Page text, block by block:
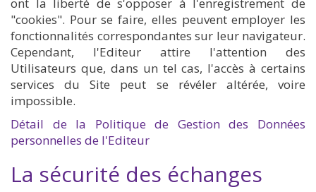
"cookies". Pour se faire, elles peuvent employer les
fonctionnalités correspondantes sur leur navigateur.
Cependant, l'Editeur attire l'attention des
Utilisateurs que, dans un tel cas, l'accès à certains
services du Site peut se révéler altérée, voire
impossible.
Détail de la Politique de Gestion des Données
personnelles de l'Editeur
La sécurité des échanges